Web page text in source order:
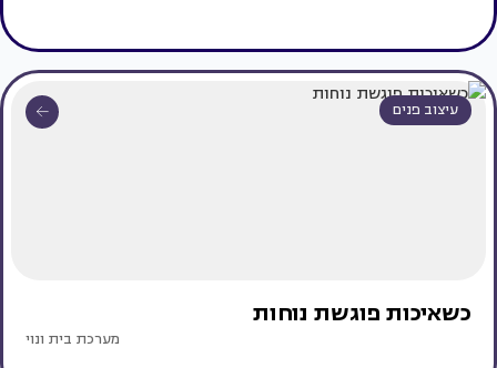
עיצוב פנים
כשאיכות פוגשת נוחות
מערכת בית ונוי